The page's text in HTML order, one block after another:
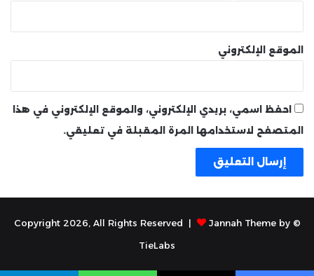
الموقع الإلكتروني
احفظ اسمي، بريدي الإلكتروني، والموقع الإلكتروني في هذا
المتصفح لاستخدامها المرة المقبلة في تعليقي.
© Copyright 2026, All Rights Reserved |
Jannah Theme by
TieLabs